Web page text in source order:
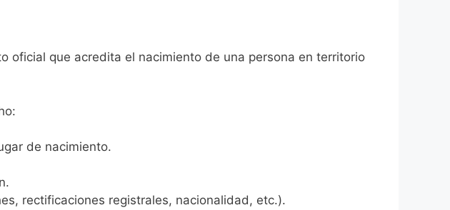
oficial que acredita el nacimiento de una persona en territorio
de nacimiento.
rectificaciones registrales, nacionalidad, etc.).